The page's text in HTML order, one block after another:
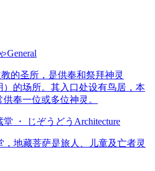
General
的圣所，是供奉和祭拜神灵
）的场所。其入口处设有鸟居，本
奉一位或多位神灵。
堂 ・ じぞうどう Architecture
地藏菩萨是旅人、儿童及亡者灵